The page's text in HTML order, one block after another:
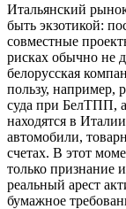
Итальянский
быть экзотикой:
совместные
рисках обычно не
белорусская
пользу, например,
суда при БелТПП,
находятся в
автомобили,
счетах. В этот
только признание
реальный арест
бумажное